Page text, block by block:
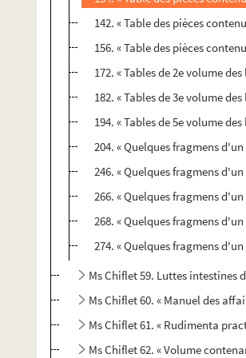
142. « Table des pièces
156. « Table des pièces
172. « Tables de 2e volume
182. « Tables de 3e volume
194. « Tables de 5e volume
204. « Quelques fragmens
246. « Quelques fragmens
266. « Quelques fragmens
268. « Quelques fragmens
274. « Quelques fragmens
Ms Chiflet 59. Luttes intestines
Ms Chiflet 60. « Manuel des
Ms Chiflet 61. « Rudimenta
Ms Chiflet 62. « Volume